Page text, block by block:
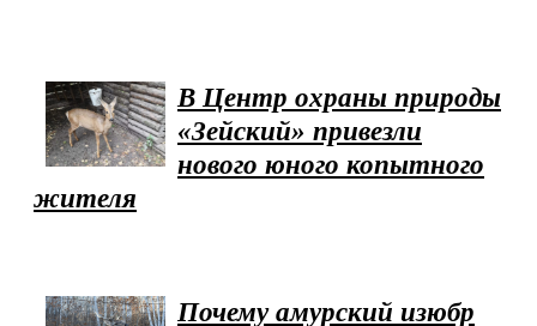
В Центр охраны природы
«Зейский» привезли
нового юного копытного
жителя
Почему амурский изюбр